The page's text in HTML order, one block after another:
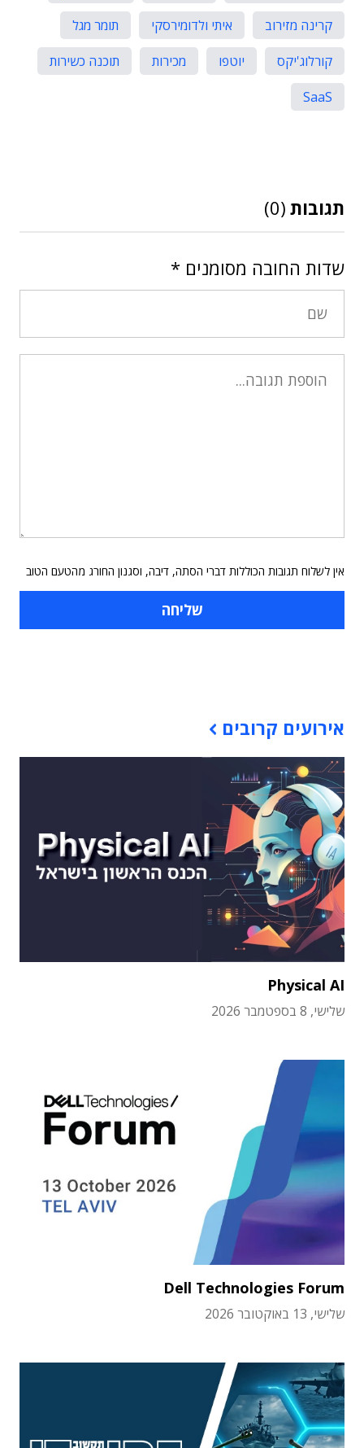
קרינה מזירוב
איתי ולדומירסקי
תומר מגל
קורלוג'יקס
יוטפו מכירות
תוכנה כשירות
SaaS
תגובות (0)
שדות החובה מסומנים *
אין לשלוח תגובות הכוללות דברי הסתה, דיבה, וסגנון החורג מהטעם הטוב
אירועים קרובים
Physical AI
שלישי, 8 בספטמבר 2026
Dell Technologies Forum
שלישי, 13 באוקטובר 2026